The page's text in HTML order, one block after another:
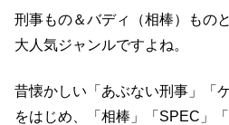
刑事もの＆バディ（相棒）もの
大人気ジャンルですよね。
昔懐かしい「あぶない刑事」「
をはじめ、「相棒」「SPEC」